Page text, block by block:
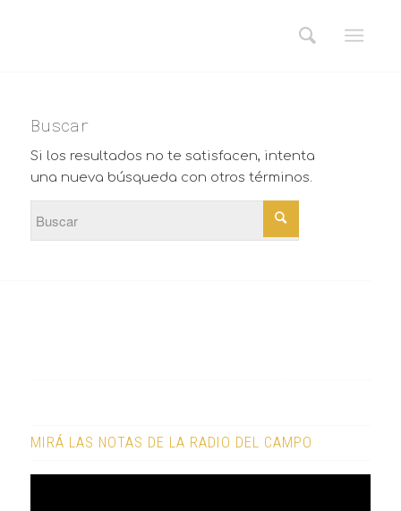
Buscar
Si los resultados no te satisfacen, intenta
una nueva búsqueda con otros términos.
MIRÁ LAS NOTAS DE LA RADIO DEL CAMPO